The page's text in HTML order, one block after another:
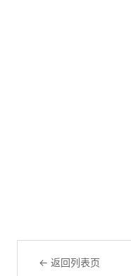
← 返回列表页